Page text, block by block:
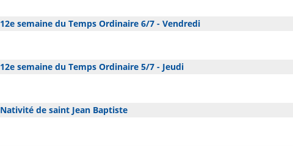
12e semaine du Temps Ordinaire 6/7 - Vendredi
12e semaine du Temps Ordinaire 5/7 - Jeudi
Nativité de saint Jean Baptiste